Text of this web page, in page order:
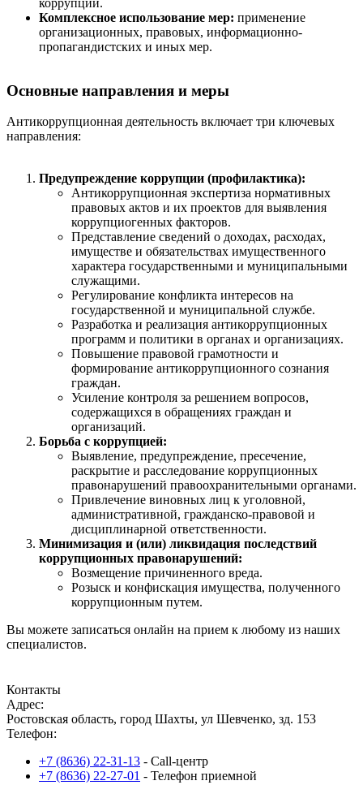
Комплексное использование мер: применение
организационных, правовых, информационно-
пропагандистских и иных мер.
Основные направления и меры
Антикоррупционная деятельность включает три ключевых
направления:
Предупреждение коррупции (профилактика):
Антикоррупционная экспертиза нормативных
правовых актов и их проектов для выявления
коррупциогенных факторов.
Представление сведений о доходах, расходах,
имуществе и обязательствах имущественного
характера государственными и муниципальными
служащими.
Регулирование конфликта интересов на
государственной и муниципальной службе.
Разработка и реализация антикоррупционных
программ и политики в органах и организациях.
Повышение правовой грамотности и
формирование антикоррупционного сознания
граждан.
Усиление контроля за решением вопросов,
содержащихся в обращениях граждан и
организаций.
Борьба с коррупцией:
Выявление, предупреждение, пресечение,
раскрытие и расследование коррупционных
правонарушений правоохранительными органами.
Привлечение виновных лиц к уголовной,
административной, гражданско-правовой и
дисциплинарной ответственности.
Минимизация и (или) ликвидация последствий
коррупционных правонарушений:
Возмещение причиненного вреда.
Розыск и конфискация имущества, полученного
коррупционным путем.
Вы можете записаться онлайн на прием к любому из наших
специалистов.
Контакты
Адрес:
Ростовская область, город Шахты, ул Шевченко, зд. 153
Телефон:
+7 (8636) 22-31-13 - Call-центр
+7 (8636) 22-27-01 - Телефон приемной